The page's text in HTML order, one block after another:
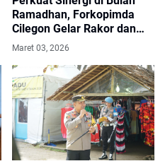
Ramadhan, Forkopimda
Cilegon Gelar Rakor dan
Buka Puasa Bersama
Maret 03, 2026